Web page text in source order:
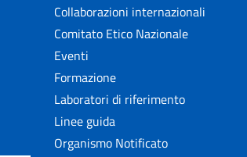
Collaborazioni internazionali
Comitato Etico Nazionale
Eventi
Formazione
Laboratori di riferimento
Linee guida
Organismo Notificato